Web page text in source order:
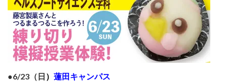
●6/23（日 ） 蓮田キャンパス